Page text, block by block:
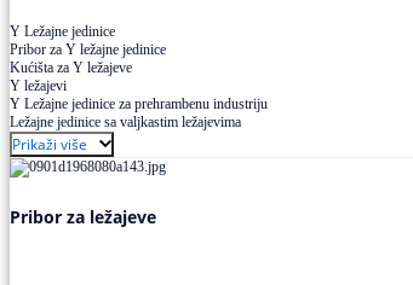
Y Ležajne jedinice
Pribor za Y ležajne jedinice
Kućišta za Y ležajeve
Y ležajevi
Y Ležajne jedinice za prehrambenu industriju
Ležajne jedinice sa valjkastim ležajevima
Prikaži više
Pribor za ležajeve